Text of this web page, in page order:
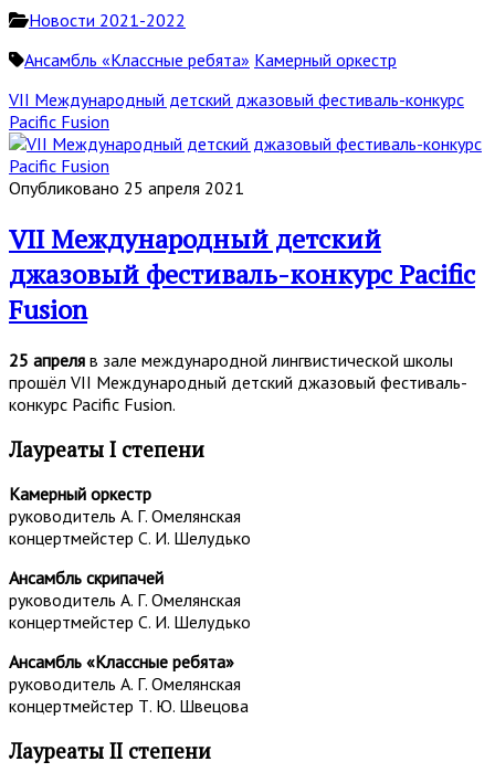
Новости 2021-2022
Ансамбль «Классные ребята» Камерный оркестр
VII Международный детский джазовый фестиваль-конкурс
Pacific Fusion
Опубликовано 25 апреля 2021
VII Международный детский
джазовый фестиваль-конкурс Pacific
Fusion
25 апреля в зале международной лингвистической школы
прошёл VII Международный детский джазовый фестиваль-
конкурс Pacific Fusion.
Лауреаты I степени
Камерный оркестр
руководитель А. Г. Омелянская
концертмейстер С. И. Шелудько
Ансамбль скрипачей
руководитель А. Г. Омелянская
концертмейстер С. И. Шелудько
Ансамбль «Классные ребята»
руководитель А. Г. Омелянская
концертмейстер Т. Ю. Швецова
Лауреаты II степени